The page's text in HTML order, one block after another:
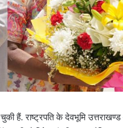
हैं. राष्ट्रपति के देवभूमि